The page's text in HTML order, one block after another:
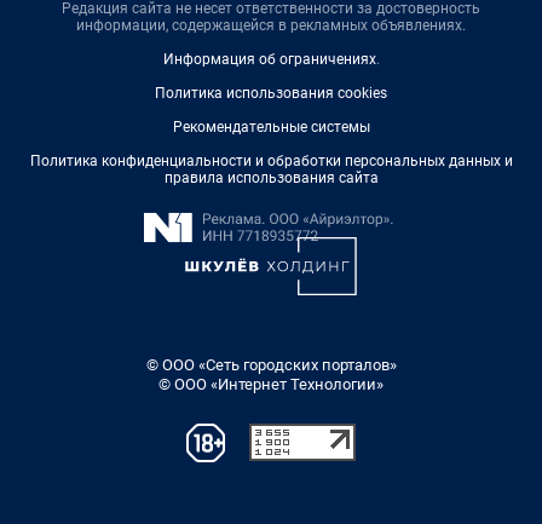
Редакция сайта не несет ответственности за достоверность
информации, содержащейся в рекламных объявлениях.
Информация об ограничениях.
Политика использования cookies
Рекомендательные системы
Политика конфиденциальности и обработки персональных данных и
правила использования сайта
© ООО «Сеть городских порталов»
© ООО «Интернет Технологии»